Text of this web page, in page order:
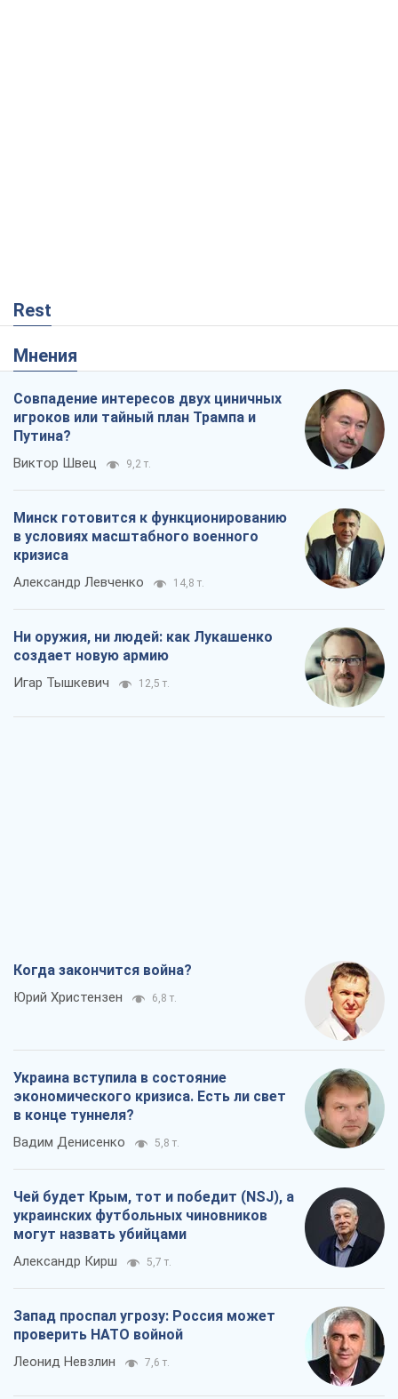
Rest
Мнения
Совпадение интересов двух циничных
игроков или тайный план Трампа и
Путина?
Виктор Швец 9,2 т.
Минск готовится к функционированию
в условиях масштабного военного
кризиса
Александр Левченко 14,8 т.
Ни оружия, ни людей: как Лукашенко
создает новую армию
Игар Тышкевич 12,5 т.
Когда закончится война?
Юрий Христензен 6,8 т.
Украина вступила в состояние
экономического кризиса. Есть ли свет
в конце туннеля?
Вадим Денисенко 5,8 т.
Чей будет Крым, тот и победит (NSJ), а
украинских футбольных чиновников
могут назвать убийцами
Александр Кирш 5,7 т.
Запад проспал угрозу: Россия может
проверить НАТО войной
Леонид Невзлин 7,6 т.